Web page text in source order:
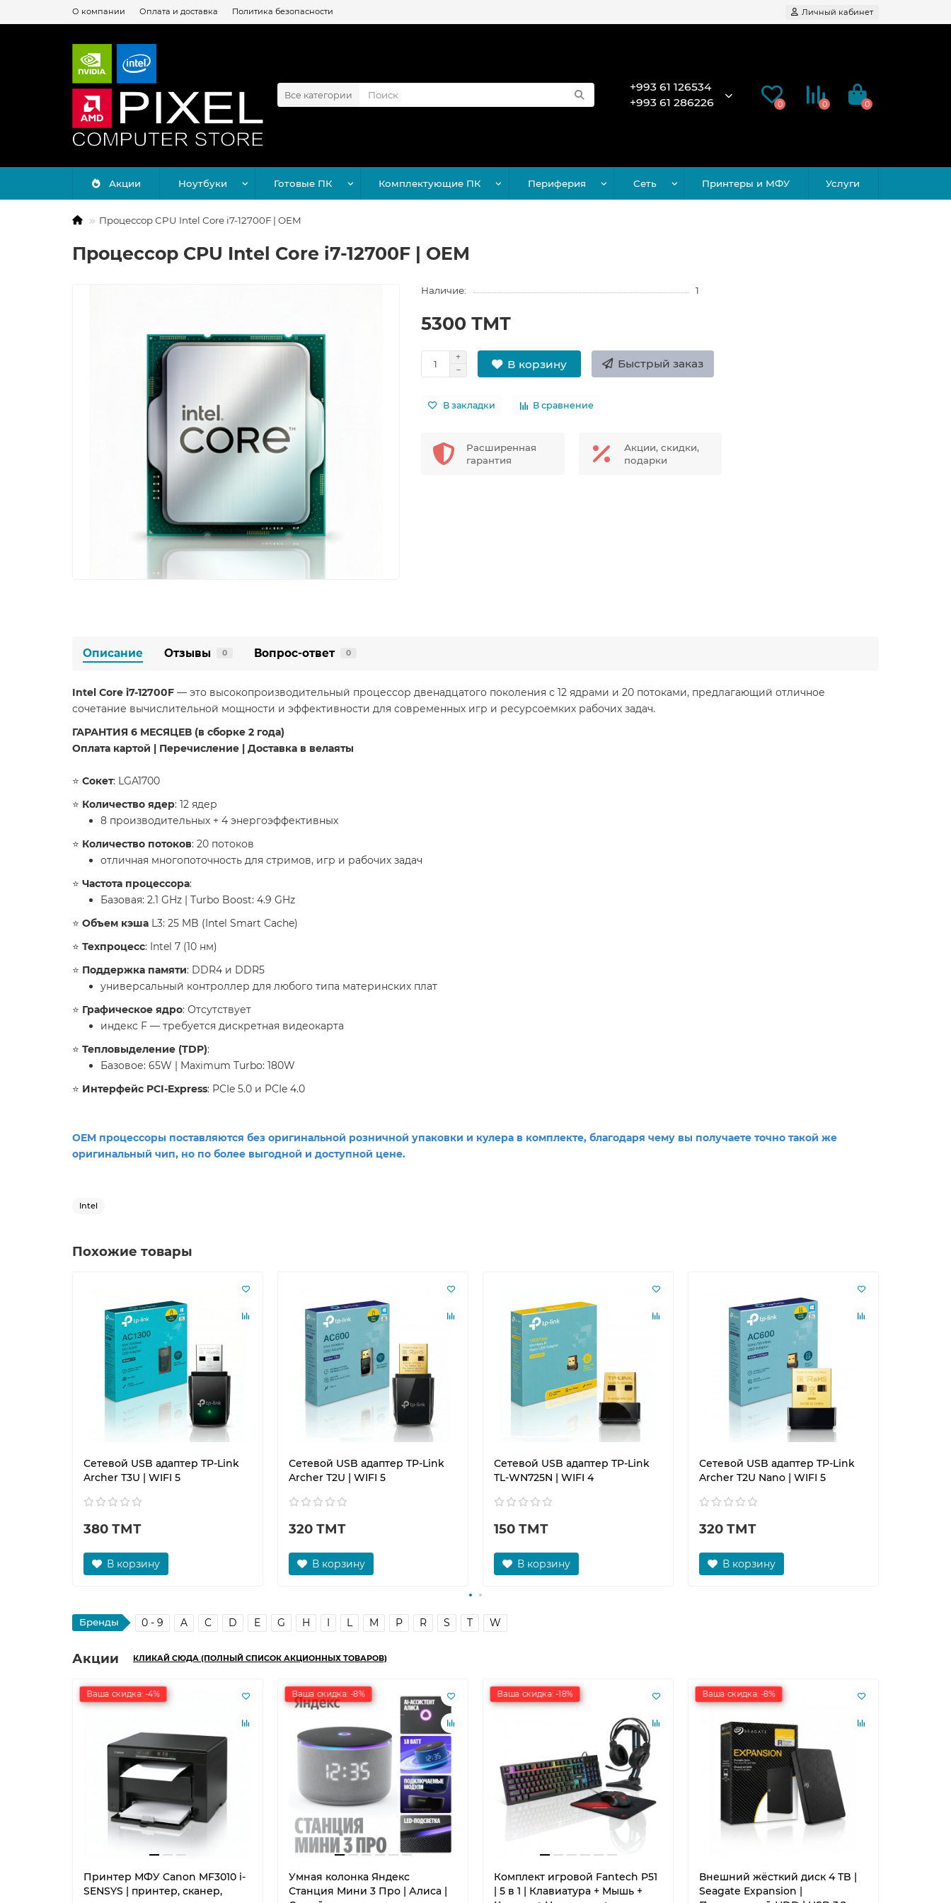
О компании Оплата и доставка Политика безопасности Личный кабинет
Все категории
+993 61 126534
+993 61 286226
0 0 0
Акции Ноутбуки Готовые ПК Комплектующие ПК Периферия Сеть Принтеры и МФУ Услуги
Процессор CPU Intel Core i7-12700F | OEM
Процессор CPU Intel Core i7-12700F | OEM
Наличие: 1
5300 ТМТ
В корзину Быстрый заказ
В закладки В сравнение
Расширенная
гарантия
Акции, скидки,
подарки
Описание Отзывы 0 Вопрос-ответ 0
Intel Core i7-12700F — это высокопроизводительный процессор двенадцатого поколения с 12 ядрами и 20 потоками, предлагающий отличное
сочетание вычислительной мощности и эффективности для современных игр и ресурсоемких рабочих задач.
​ГАРАНТИЯ 6 МЕСЯЦЕВ (в сборке 2 года)
Оплата картой | Перечисление | Доставка в велаяты
​⭐️ Сокет: LGA1700
​⭐️ Количество ядер: 12 ядер
8 производительных + 4 энергоэффективных
​⭐️ Количество потоков: 20 потоков
отличная многопоточность для стримов, игр и рабочих задач
​⭐️ Частота процессора:
Базовая: 2.1 GHz | Turbo Boost: 4.9 GHz
​⭐️ Объем кэша L3: 25 MB (Intel Smart Cache)
​⭐️ Техпроцесс: Intel 7 (10 нм)
​⭐️ Поддержка памяти: DDR4 и DDR5
универсальный контроллер для любого типа материнских плат
​⭐️ Графическое ядро: Отсутствует
индекс F — требуется дискретная видеокарта
​⭐️ Тепловыделение (TDP):
Базовое: 65W | Maximum Turbo: 180W
​⭐️ Интерфейс PCI-Express: PCIe 5.0 и PCIe 4.0
​OEM процессоры поставляются без оригинальной розничной упаковки и кулера в комплекте, благодаря чему вы получаете точно такой же
оригинальный чип, но по более выгодной и доступной цене.
Intel
Похожие товары
Сетевой USB адаптер TP-Link
Archer T3U | WIFI 5
380 ТМТ
В корзину
Сетевой USB адаптер TP-Link
Archer T2U | WIFI 5
320 ТМТ
В корзину
Сетевой USB адаптер TP-Link
TL-WN725N | WIFI 4
150 ТМТ
В корзину
Сетевой USB адаптер TP-Link
Archer T2U Nano | WIFI 5
320 ТМТ
В корзину
Бренды 0 - 9 A C D E G H I L M P R S T W
Акции КЛИКАЙ СЮДА (ПОЛНЫЙ СПИСОК АКЦИОННЫХ ТОВАРОВ)
Ваша скидка: -4%
Принтер МФУ Canon MF3010 i-
SENSYS | принтер, сканер,
Ваша скидка: -8%
Умная колонка Яндекс
Станция Мини 3 Про | Алиса |
Ваша скидка: -18%
Комплект игровой Fantech P51
| 5 в 1 | Клавиатура + Мышь +
Ваша скидка: -8%
Внешний жёсткий диск 4 TB |
Seagate Expansion |